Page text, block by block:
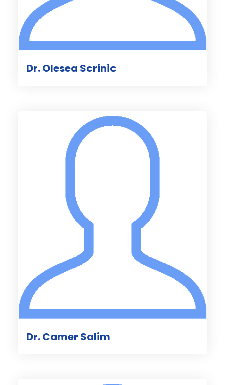
Dr. Olesea Scrinic
Dr. Camer Salim